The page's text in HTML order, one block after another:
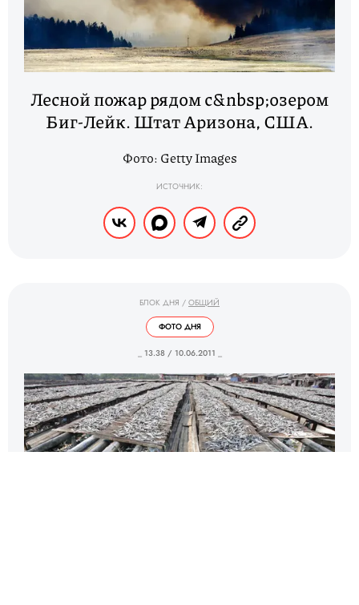
Лесной пожар рядом с&nbsp;озером
Биг-Лейк. Штат Аризона, США.
Фото: Getty Images
ИСТОЧНИК:
БЛОК ДНЯ / ОБЩИЙ
ФОТО ДНЯ
_ 13.38 / 10.06.2011 _